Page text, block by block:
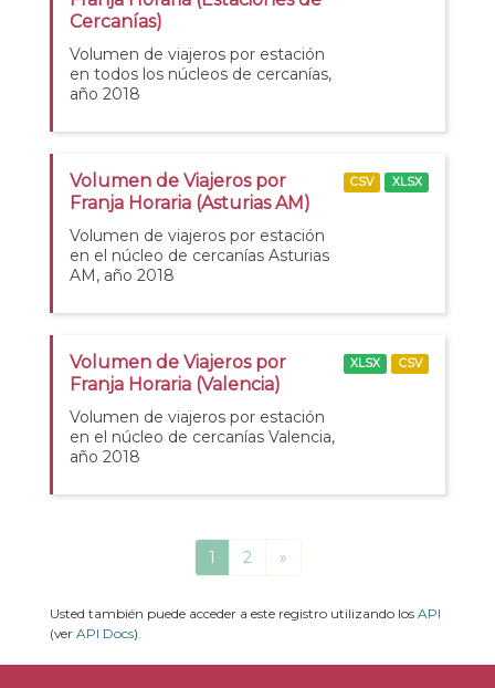
Cercanías)
Volumen de viajeros por estación
en todos los núcleos de cercanías,
año 2018
Volumen de Viajeros por
Franja Horaria (Asturias AM)
Volumen de viajeros por estación
en el núcleo de cercanías Asturias
AM, año 2018
CSV XLSX
Volumen de Viajeros por
Franja Horaria (Valencia)
Volumen de viajeros por estación
en el núcleo de cercanías Valencia,
año 2018
XLSX CSV
1 2 »
Usted también puede acceder a este registro utilizando los API
(ver API Docs).